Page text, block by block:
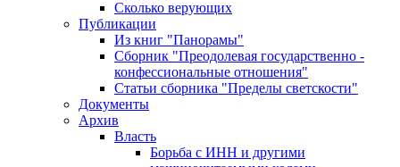
Сколько верующих
Публикации
Из книг "Панорамы"
Сборник "Преодолевая государственно -
конфессиональные отношения"
Статьи сборника "Пределы светскости"
Документы
Архив
Власть
Борьба с ИНН и другими